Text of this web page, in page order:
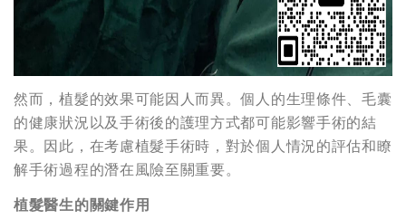
然而，植髮的效果可能因人而異。個人的生理條件、毛囊
的健康狀況以及手術後的護理方式都可能影響手術的結
果。因此，在考慮植髮手術時，對於個人情況的評估和瞭
解手術過程的潛在風險至關重要。
植髮醫生的關鍵作用